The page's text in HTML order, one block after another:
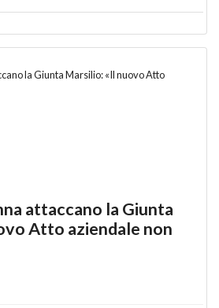
attaccano la Giunta
Atto aziendale non